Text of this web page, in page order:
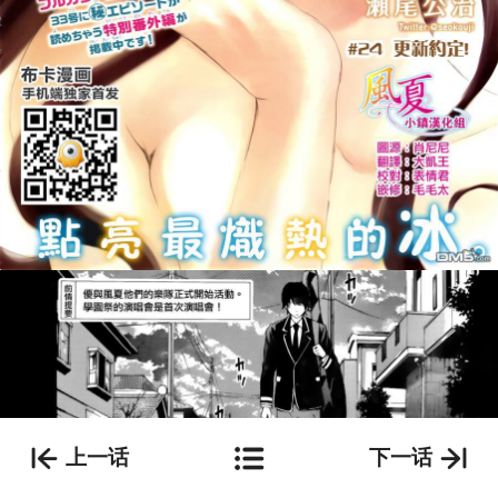
上一话 下一话